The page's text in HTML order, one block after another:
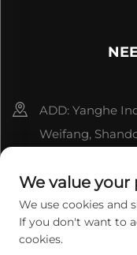
ADD: Yanghe
Weifang,
[email
We value your
We use cookies and
If you don't want to
cookies.